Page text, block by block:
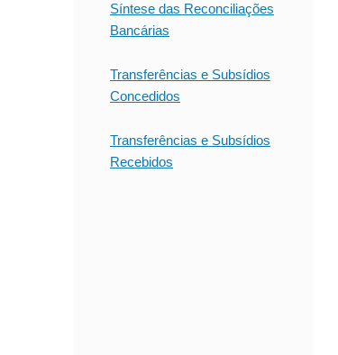
Síntese das Reconciliações
Bancárias
Transferências e Subsídios
Concedidos
Transferências e Subsídios
Recebidos